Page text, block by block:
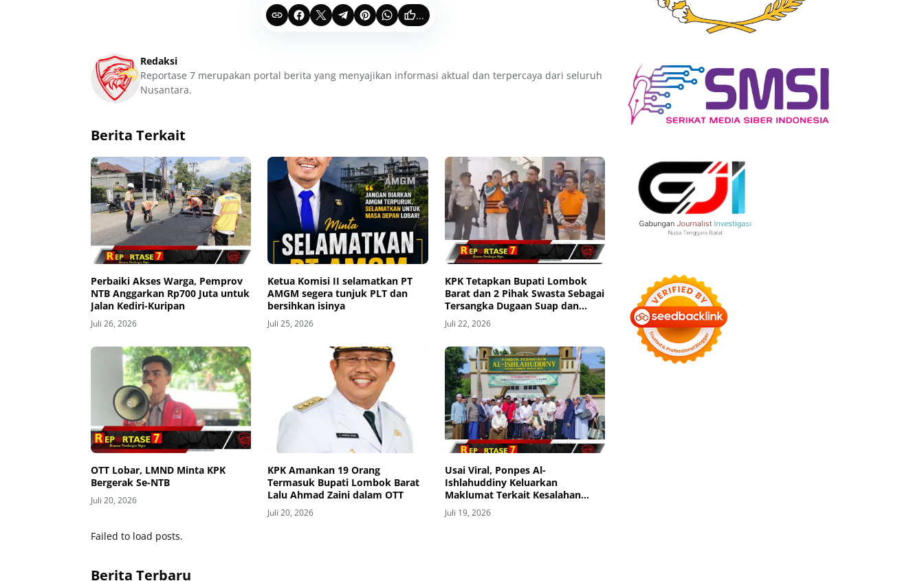
...
Redaksi
Reportase 7 merupakan portal berita yang menyajikan informasi aktual dan terpercaya dari seluruh
Nusantara.
Berita Terkait
Perbaiki Akses Warga, Pemprov
NTB Anggarkan Rp700 Juta untuk
Jalan Kediri-Kuripan
Juli 26, 2026
Ketua Komisi II selamatkan PT
AMGM segera tunjuk PLT dan
bersihkan isinya
Juli 25, 2026
KPK Tetapkan Bupati Lombok
Barat dan 2 Pihak Swasta Sebagai
Tersangka Dugaan Suap dan
Gratifikasi Proyek
Juli 22, 2026
OTT Lobar, LMND Minta KPK
Bergerak Se-NTB
Juli 20, 2026
KPK Amankan 19 Orang
Termasuk Bupati Lombok Barat
Lalu Ahmad Zaini dalam OTT
Juli 20, 2026
Usai Viral, Ponpes Al-
Ishlahuddiny Keluarkan
Maklumat Terkait Kesalahan
Visual Berita
Juli 19, 2026
Failed to load posts.
Berita Terbaru